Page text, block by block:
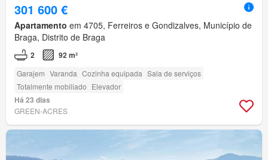
301 600 €
Apartamento em 4705, Ferreiros e Gondizalves, Município de
Braga, Distrito de Braga
2 92 m²
Garajem Varanda Cozinha equipada Sala de serviços
Totalmente mobiliado Elevador
Há 23 dias
GREEN-ACRES